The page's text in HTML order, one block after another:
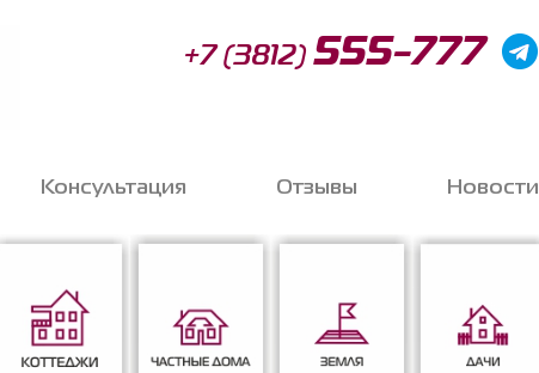
+7 (3812) 555-777
Консультация Отзывы Новости